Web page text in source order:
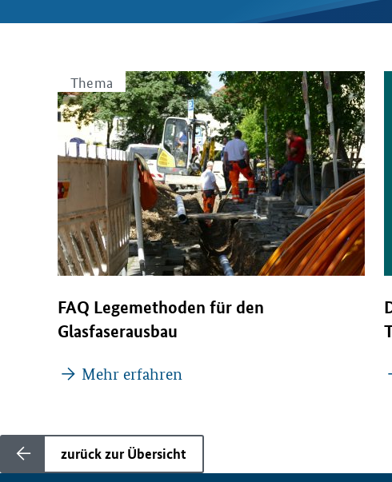
Thema
FAQ Legemethoden für den
Glasfaserausbau
Mehr erfahren
zurück zur Übersicht